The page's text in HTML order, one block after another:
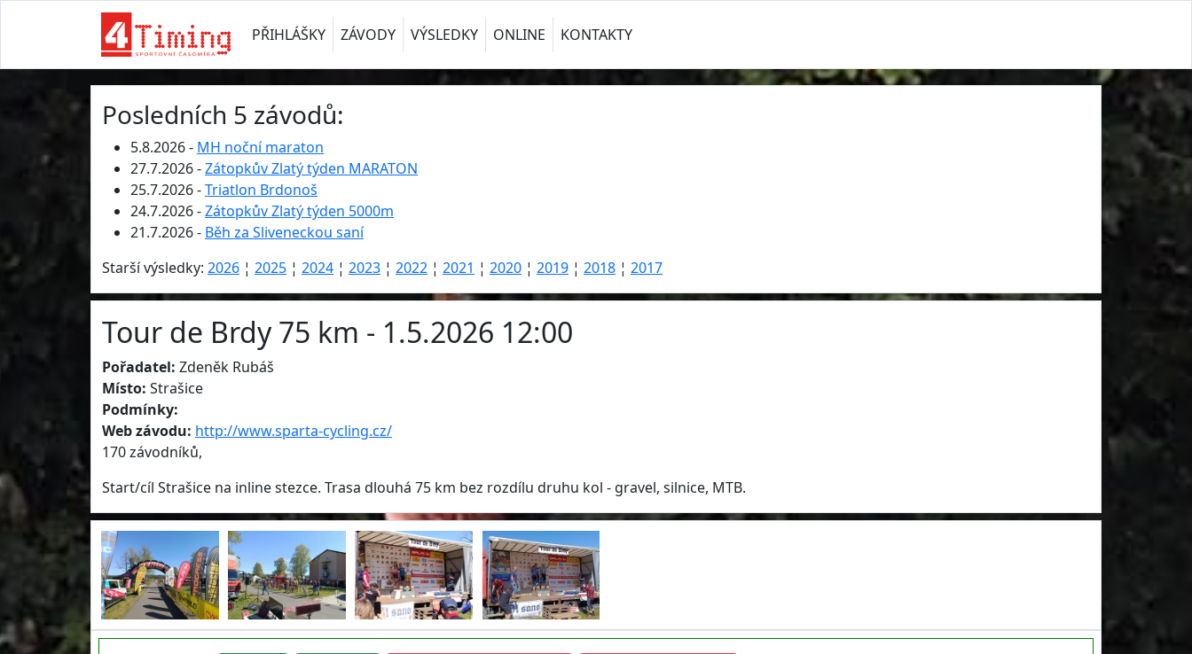
PŘIHLÁŠKY ZÁVODY VÝSLEDKY ONLINE KONTAKTY
Posledních 5 závodů:
5.8.2026 - MH noční maraton
27.7.2026 -Zátopkův Zlatý týden MARATON
25.7.2026 -Triatlon Brdonoš
24.7.2026 -Zátopkův Zlatý týden 5000m
21.7.2026 - Běh za Sliveneckou saní
Starší výsledky: 2026 ¦ 2025 ¦ 2024 ¦ 2023 ¦ 2022 ¦ 2021 ¦ 2020 ¦ 2019 ¦ 2018 ¦ 2017
Tour de Brdy 75 km - 1.5.2026 12:00
Pořadatel: Zdeněk Rubáš
Místo: Strašice
Podmínky:
Web závodu: http://www.sparta-cycling.cz/
170 závodníků,
Start/cíl Strašice na inline stezce. Trasa dlouhá 75 km bez rozdílu druhu kol - gravel, silnice, MTB.